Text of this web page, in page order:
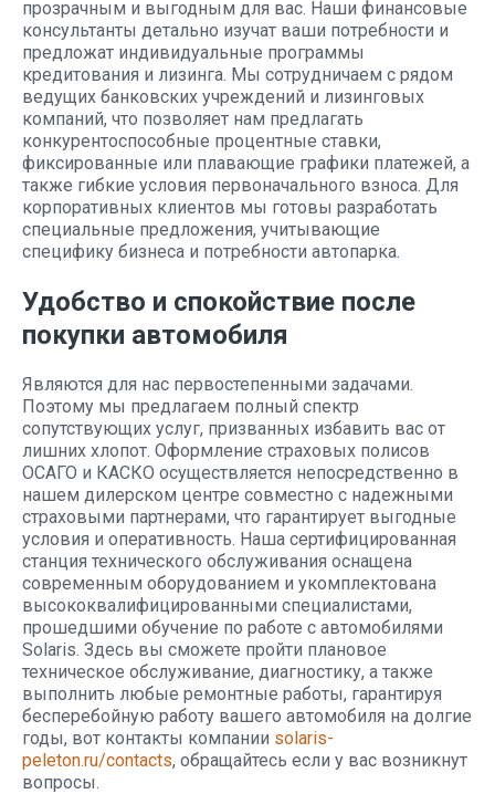
прозрачным и выгодным для вас. Наши финансовые
консультанты детально изучат ваши потребности и
предложат индивидуальные программы
кредитования и лизинга. Мы сотрудничаем с рядом
ведущих банковских учреждений и лизинговых
компаний, что позволяет нам предлагать
конкурентоспособные процентные ставки,
фиксированные или плавающие графики платежей, а
также гибкие условия первоначального взноса. Для
корпоративных клиентов мы готовы разработать
специальные предложения, учитывающие
специфику бизнеса и потребности автопарка.
Удобство и спокойствие после
покупки автомобиля
Являются для нас первостепенными задачами.
Поэтому мы предлагаем полный спектр
сопутствующих услуг, призванных избавить вас от
лишних хлопот. Оформление страховых полисов
ОСАГО и КАСКО осуществляется непосредственно в
нашем дилерском центре совместно с надежными
страховыми партнерами, что гарантирует выгодные
условия и оперативность. Наша сертифицированная
станция технического обслуживания оснащена
современным оборудованием и укомплектована
высококвалифицированными специалистами,
прошедшими обучение по работе с автомобилями
Solaris. Здесь вы сможете пройти плановое
техническое обслуживание, диагностику, а также
выполнить любые ремонтные работы, гарантируя
бесперебойную работу вашего автомобиля на долгие
годы, вот контакты компании solaris-
peleton.ru/contacts, обращайтесь если у вас возникнут
вопросы.